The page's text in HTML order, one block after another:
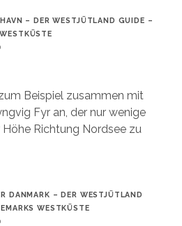
– DER WESTJÜTLAND GUIDE –
Beispiel zusammen mit
Fyr an, der nur wenige
Richtung Nordsee zu
DANMARK – DER WESTJÜTLAND
WESTKÜSTE